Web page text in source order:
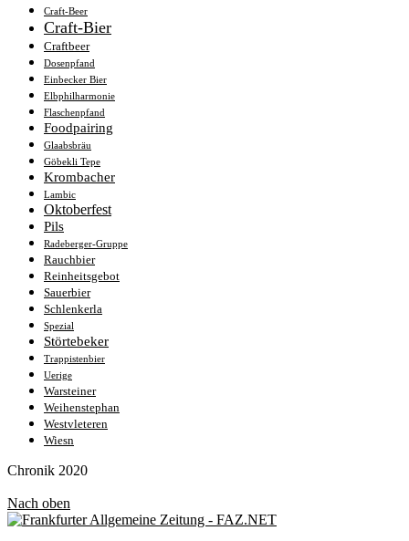
Craft-Beer
Craft-Bier
Craftbeer
Dosenpfand
Einbecker Bier
Elbphilharmonie
Flaschenpfand
Foodpairing
Glaabsbräu
Göbekli Tepe
Krombacher
Lambic
Oktoberfest
Pils
Radeberger-Gruppe
Rauchbier
Reinheitsgebot
Sauerbier
Schlenkerla
Spezial
Störtebeker
Trappistenbier
Uerige
Warsteiner
Weihenstephan
Westvleteren
Wiesn
Chronik 2020
Nach oben